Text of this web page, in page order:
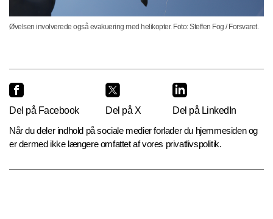
Øvelsen involverede også evakuering med helikopter. Foto: Steffen Fog / Forsvaret.
Del på Facebook Del på X
Del på LinkedIn
Når du deler indhold på sociale medier forlader du hjemmesiden og
er dermed ikke længere omfattet af vores privatlivspolitik.